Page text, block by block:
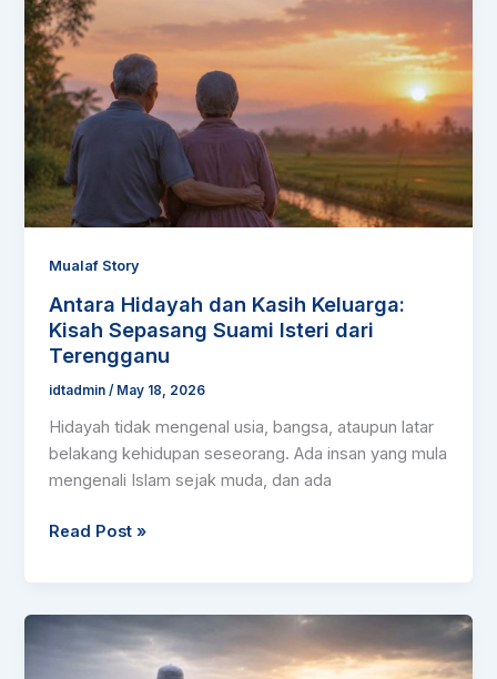
Mualaf Story
Antara Hidayah dan Kasih Keluarga:
Kisah Sepasang Suami Isteri dari
Terengganu
idtadmin/ May 18, 2026
Hidayah tidak mengenal usia, bangsa, ataupun latar
belakang kehidupan seseorang. Ada insan yang mula
mengenali Islam sejak muda, dan ada
Hidayah
dan
Kasih
Keluarga:
Kisah
Sepasang
Suami
Isteri
dari
Read Post »
Perjalanan
Sunyi